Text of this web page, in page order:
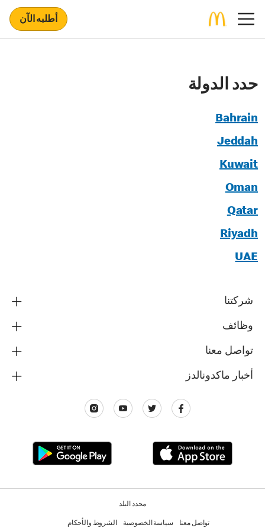
أطلبه الآن
حدد الدولة
Bahrain
Jeddah
Kuwait
Oman
Qatar
Riyadh
UAE
شركتنا
وظائف
تواصل معنا
أخبار ماكدونالدز
محدد البلد
تواصل معنا سياسة الخصوصية الشروط والأحكام